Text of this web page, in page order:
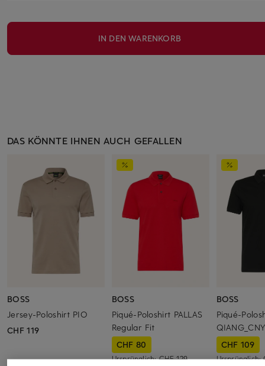
IN DEN WARENKORB
DAS KÖNNTE IHNEN AUCH GEFALLEN
BOSS
Jersey-Poloshirt PIO
CHF 119
BOSS
Piqué-Poloshirt PALLAS
Regular Fit
CHF 80
Ursprünglich:CHF 129
BOSS
Piqué-
QIANG_CNY
CHF 109
Ursprünglich: